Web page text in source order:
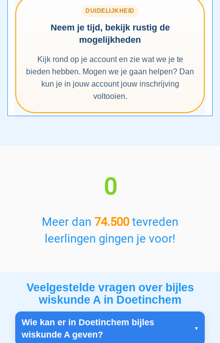
DUIDELIJKHEID
Neem je tijd, bekijk rustig de
mogelijkheden
Kijk rond op je account en zie wat we je te
bieden hebben. Mogen we je gaan helpen? Dan
kun je in jouw account jouw inschrijving
voltooien.
0
Meer dan 74.500tevreden
leerlingen gingen je voor!
Veelgestelde vragen over bijles
wiskunde A in Doetinchem
Wie kan er in Doetinchem bijles
wiskunde A geven?